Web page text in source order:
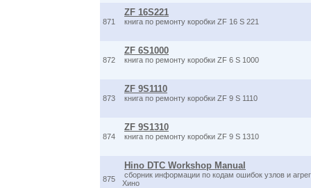
871
ZF 16S221
книга по ремонту коробки ZF 16 S 221
872
ZF 6S1000
книга по ремонту коробки ZF 6 S 1000
873
ZF 9S1110
книга по ремонту коробки ZF 9 S 1110
874
ZF 9S1310
книга по ремонту коробки ZF 9 S 1310
875
Hino DTC Workshop Manual
сборник информации по кодам ошибок узлов и
Хино